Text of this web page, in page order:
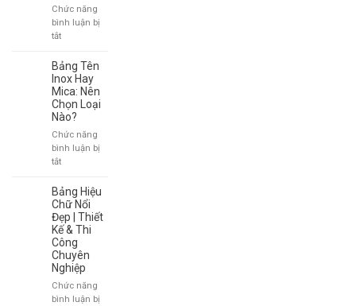
Giải
Nghiệp
Cho
Doanh
Nghiệp
Chức năng
bình luận bị
tắtở
Hiệu
Alu
Chữ
Nổi
Sang
Trọng,
Bền
Bảng Tên
Inox Hay
Mica: Nên
Chọn Loại
Nào?
Chức năng
bình luận bị
tắtở
Tên
Inox
Hay
Mica:
Nên
Chọn
Loại
Nào?
Bảng Hiệu
Chữ Nổi
Đẹp | Thiết
Kế & Thi
Công
Chuyên
Nghiệp
Chức năng
bình luận bị